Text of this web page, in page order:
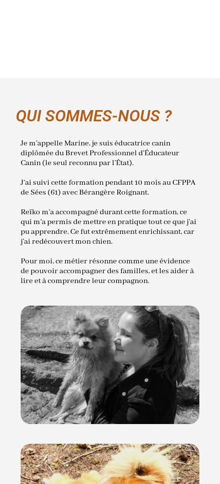
QUI SOMMES-NOUS ?
Je m’appelle Marine, je suis éducatrice canin
diplômée du Brevet Professionnel d’Éducateur
Canin (le seul reconnu par l’État).
J’ai suivi cette formation pendant 10 mois au CFPPA
de Sées (61) avec Bérangère Roignant.
Reïko m’a accompagné durant cette formation, ce
qui m’a permis de mettre en pratique tout ce que j’ai
pu apprendre. Ce fut extrêmement enrichissant, car
j’ai redécouvert mon chien.
Pour moi, ce métier résonne comme une évidence
de pouvoir accompagner des familles, et les aider à
lire et à comprendre leur compagnon.